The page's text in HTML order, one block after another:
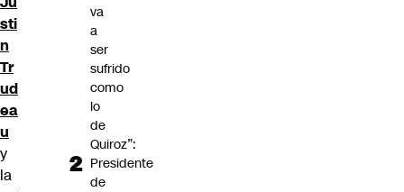
sti
n
Tr
ud
ea
u
y
la
va
a
ser
sufrido
como
lo
de
Quiroz”:
Presidente
de